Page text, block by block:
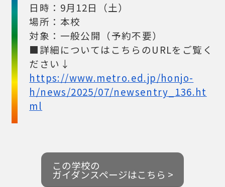
日時：9月12日（土）
場所：本校
対象：一般公開（予約不要）
■詳細についてはこちらのURLをご覧く
ださい↓
https://www.metro.ed.jp/honjo-
h/news/2025/07/newsentry_136.ht
ml
この学校の
ガイダンスページはこちら >